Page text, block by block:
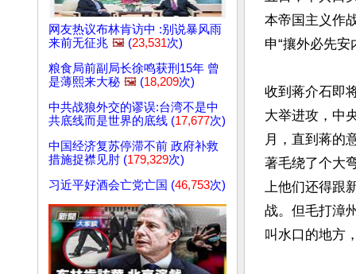
网友热议布林肯访中 :别说暴风雨
来前无征兆 🖼️ (23,531次)
粮食局前副局长徐鸣获刑15年 曾
是薄熙来大秘 🖼️ (18,209次)
中共战狼外交的谬误:台湾不是中
共底线而是世界的底线 (17,677次)
中国经济复苏停滞不前 政府补救
措施捉襟见肘 (179,329次)
习近平好酒会亡党亡国 (46,753次)
本帝国主义作
申“攘外必先
收到蒋介石即
大举进攻，中
月，直到蒋的
著毛绕了个大
上他们还得跟
战。但毛打漳
叫水口的地方